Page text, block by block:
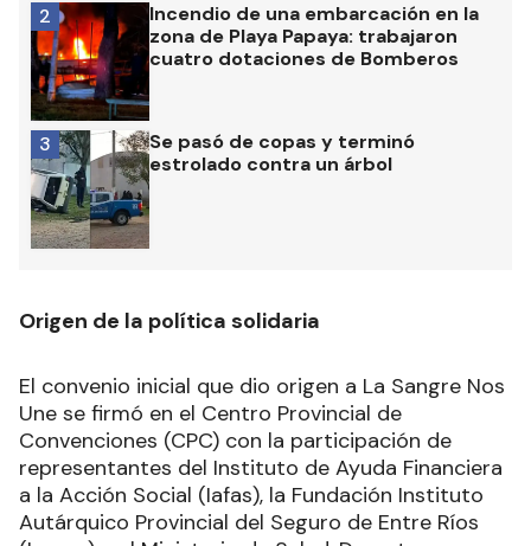
Incendio de una embarcación en la
zona de Playa Papaya: trabajaron
cuatro dotaciones de Bomberos
2
Se pasó de copas y terminó
estrolado contra un árbol
3
Origen de la política solidaria
El convenio inicial que dio origen a La Sangre Nos
Une se firmó en el Centro Provincial de
Convenciones (CPC) con la participación de
representantes del Instituto de Ayuda Financiera
a la Acción Social (Iafas), la Fundación Instituto
Autárquico Provincial del Seguro de Entre Ríos